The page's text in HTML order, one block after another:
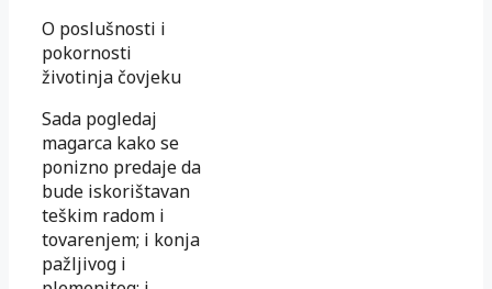
O poslušnosti i
pokornosti
životinja čovjeku
Sada pogledaj
magarca kako se
ponizno predaje da
bude iskorištavan
teškim radom i
tovarenjem; i konja
pažljivog i